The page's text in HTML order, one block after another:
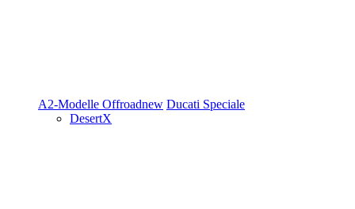
A2-Modelle Offroadnew Ducati Speciale
DesertX